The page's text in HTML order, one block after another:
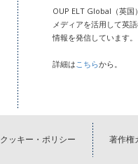
OUP ELT Global（英国
メディアを活用して英
情報を発信しています。
詳細はこちらから。
クッキー・ポリシー 著作権